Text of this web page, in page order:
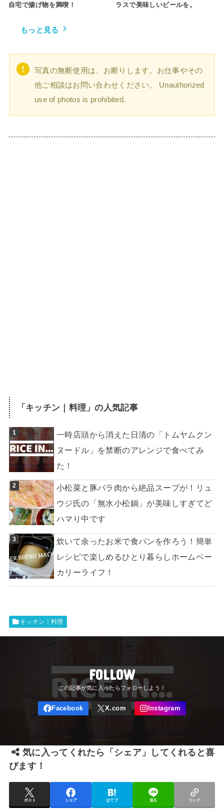
自宅で揚げ物を満喫！
ラスで美味しいビールを。
もっと見る
写真の無断使用は、お断りします。お仕事やその
他ご相談はお問い合わせください。 Unauthorized
use of photos is prohibited.
「キッチン｜料理 」の人気記事
一時店頭から消えた日清の「トムヤムクン
ヌードル」を禁断のアレンジで食べてみ
た！
小松菜と豚バラ肉から絶品スープが！リュ
ウジ氏の「無水小松鍋」が美味しすぎてど
ハマり中です
炊いて余ったお米で食パンを作ろう！簡単
レシピで楽しめるひとり暮らしホームベー
カリーライフ！
キッチン｜料理
FOLLOW
気に入ってくれたら「シェア」してくれると喜
びます！
ポスト シェア はてブ 送る リンク